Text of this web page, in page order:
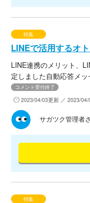
特集
LINEで活用するオ
LINE連携のメリット、
定しました自動応答メ
「LINEで活用するオト
で、下記URL①～③より
コメント受付終了
2023/04/03更新 ／ 2023/
サガツク管理者
特集